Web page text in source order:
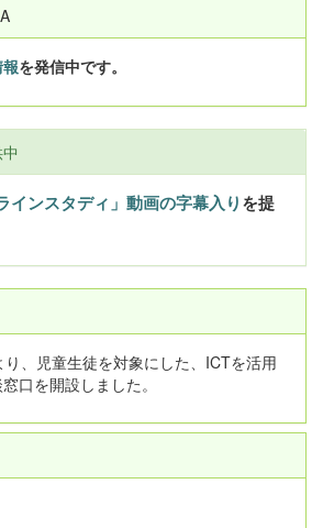
を発信中です。
インスタディ」動画の字幕入りを提
、児童生徒を対象にした、ICTを活用
口を開設しました。